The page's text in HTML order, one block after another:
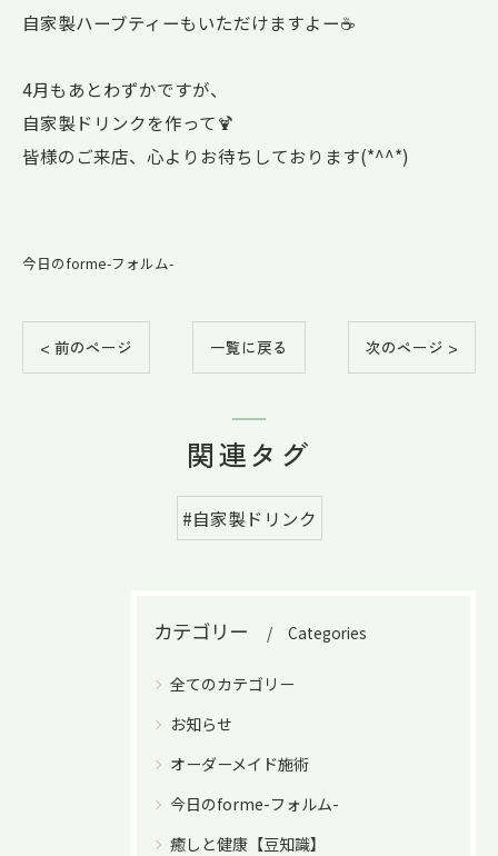
自家製ハーブティーもいただけますよー☕
4月もあとわずかですが、
自家製ドリンクを作って🍹
皆様のご来店、心よりお待ちしております(*^^*)
今日のforme-フォルム-
< 前のページ 一覧に戻る 次のページ >
関連タグ
#自家製ドリンク
カテゴリー Categories
全てのカテゴリー
お知らせ
オーダーメイド施術
今日のforme-フォルム-
癒しと健康【豆知識】